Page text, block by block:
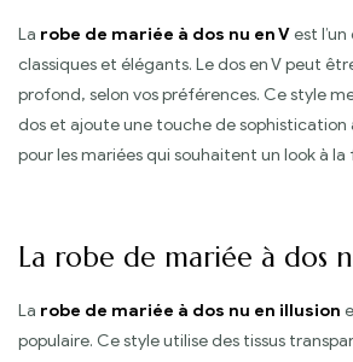
La robe de mariée à dos nu en Vest
classiques et élégants. Le dos en V peut
profond, selon vos préférences. Ce style
dos et ajoute une touche de sophistication
pour les mariées qui souhaitent un look à la
La robe de mariée à dos
La robe de mariée à dos nu en illusion
populaire. Ce style utilise des tissus